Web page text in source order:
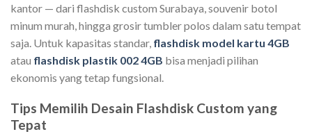
kantor — dari flashdisk custom Surabaya, souvenir botol
minum murah, hingga grosir tumbler polos dalam satu tempat
saja. Untuk kapasitas standar, flashdisk model kartu 4GB
atau flashdisk plastik 002 4GB bisa menjadi pilihan
ekonomis yang tetap fungsional.
Tips Memilih Desain Flashdisk Custom yang
Tepat